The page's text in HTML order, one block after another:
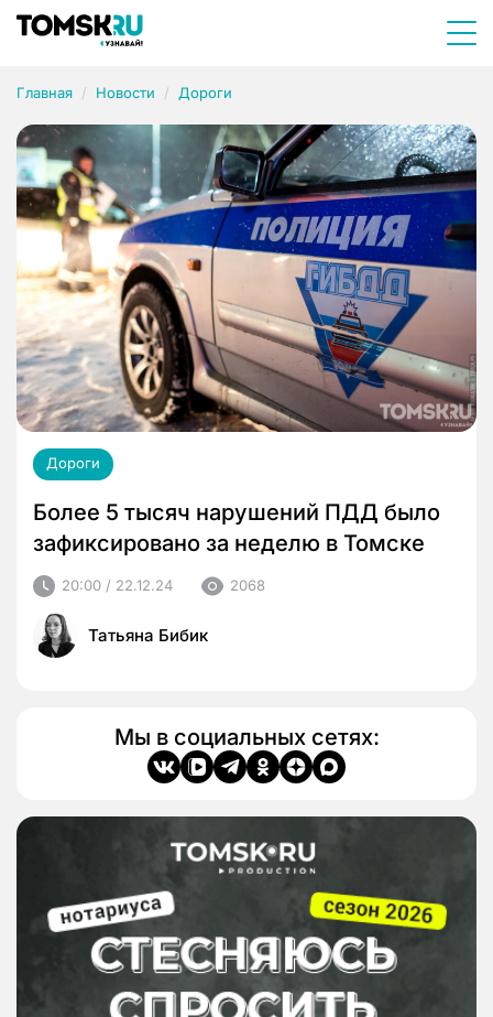
Главная Новости Дороги
Дороги
Более 5 тысяч нарушений ПДД было
зафиксировано за неделю в Томске
20:00 / 22.12.24 2068
Татьяна Бибик
Мы в социальных сетях: